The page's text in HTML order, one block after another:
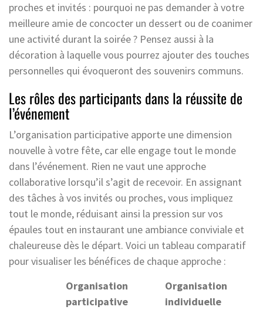
proches et invités : pourquoi ne pas demander à votre
meilleure amie de concocter un dessert ou de coanimer
une activité durant la soirée ? Pensez aussi à la
décoration à laquelle vous pourrez ajouter des touches
personnelles qui évoqueront des souvenirs communs.
Les rôles des participants dans la réussite de
l’événement
L’organisation participative apporte une dimension
nouvelle à votre fête, car elle engage tout le monde
dans l’événement. Rien ne vaut une approche
collaborative lorsqu’il s’agit de recevoir. En assignant
des tâches à vos invités ou proches, vous impliquez
tout le monde, réduisant ainsi la pression sur vos
épaules tout en instaurant une ambiance conviviale et
chaleureuse dès le départ. Voici un tableau comparatif
pour visualiser les bénéfices de chaque approche :
Organisation
participative
Organisation
individuelle